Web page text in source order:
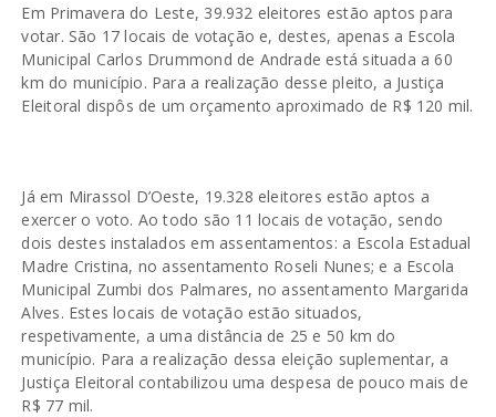
Em Primavera do Leste, 39.932 eleitores estão aptos para
votar. São 17 locais de votação e, destes, apenas a Escola
Municipal Carlos Drummond de Andrade está situada a 60
km do município. Para a realização desse pleito, a Justiça
Eleitoral dispôs de um orçamento aproximado de R$ 120 mil.
Já em Mirassol D’Oeste, 19.328 eleitores estão aptos a
exercer o voto. Ao todo são 11 locais de votação, sendo
dois destes instalados em assentamentos: a Escola Estadual
Madre Cristina, no assentamento Roseli Nunes; e a Escola
Municipal Zumbi dos Palmares, no assentamento Margarida
Alves. Estes locais de votação estão situados,
respetivamente, a uma distância de 25 e 50 km do
município. Para a realização dessa eleição suplementar, a
Justiça Eleitoral contabilizou uma despesa de pouco mais de
R$ 77 mil.